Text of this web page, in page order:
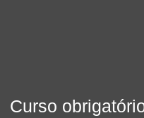
Curso